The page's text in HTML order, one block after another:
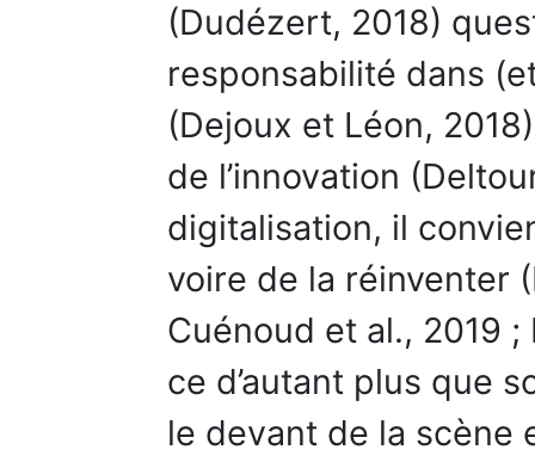
(Dudézert, 2018)
responsabilité dans
(Dejoux et Léon,
de l’innovation
digitalisation, il
voire de la réinventer
Cuénoud et al., 2019
ce d’autant plus que
le devant de la scène